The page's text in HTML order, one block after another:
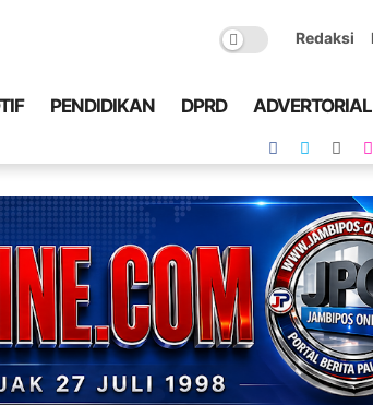
Redaksi
PENDIDIKAN DPRD ADVERTORIAL